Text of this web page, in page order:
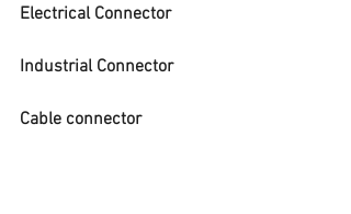
Electrical Connector
Industrial Connector
Cable connector